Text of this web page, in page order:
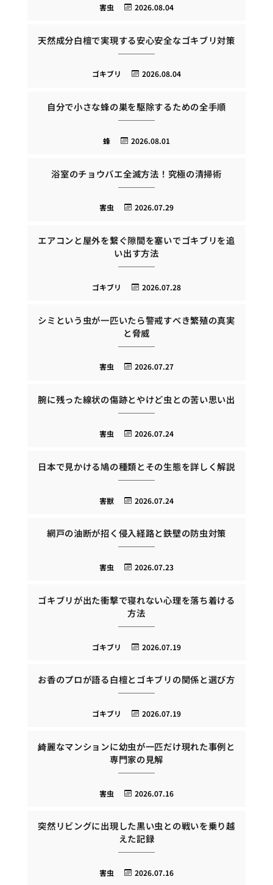
2026.08.04
害虫
天然成分白檀で実現する安心安全なゴキブリ対策
2026.08.04
ゴキブリ
自分で小さな蜂の巣を駆除するための全手順
2026.08.01
蜂
浴室のチョウバエ全滅方法！究極の清掃術
2026.07.29
害虫
エアコンと屋外を繋ぐ隙間を塞いでゴキブリを追
い出す方法
2026.07.28
ゴキブリ
シミという虫が一匹いたら警戒すべき繁殖の真実
と脅威
2026.07.27
害虫
腕に残った線状の傷跡とやけど虫との苦い思い出
2026.07.24
害虫
日本で見かける鳩の種類とその生態を詳しく解説
2026.07.24
害獣
網戸の油断が招く侵入経路と鉄壁の防虫対策
2026.07.23
害虫
ゴキブリが出た衝撃で寝れない心理を落ち着ける
方法
2026.07.19
ゴキブリ
お香のプロが語る白檀とゴキブリの関係と選び方
2026.07.19
ゴキブリ
綺麗なマンションに幼虫が一匹だけ現れた事例と
専門家の見解
2026.07.16
害虫
突然リビングに出現した黒い虫との戦いを乗り越
えた記録
2026.07.16
害虫